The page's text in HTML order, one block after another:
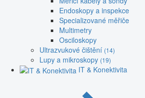
Endoskopy a inspekce
Specializované měřiče
Multimetry
Osciloskopy
Ultrazvukové čištění (14)
Lupy a mikroskopy (19)
IT & Konektivita